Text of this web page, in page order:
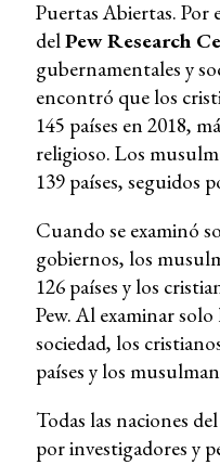
Puertas Abiertas. Por
delPew Research
gubernamentales y
encontró que los
145 países en 2018,
religioso. Los
139 países, seguidos
Cuando se examinó
gobiernos, los
126 países y los
Pew. Al examinar
sociedad, los
países y los
Todas las naciones
por investigadores y